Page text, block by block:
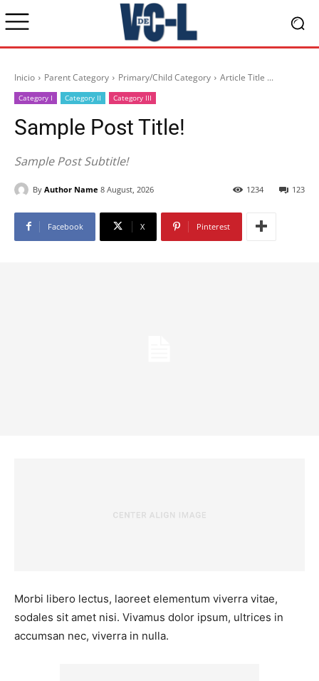
Inicio Parent Category Primary/Child Category Article Title ...
Category I Category II Category III
Sample Post Title!
Sample Post Subtitle!
By Author Name 8 August, 2026 123
1234
Facebook X Pinterest
Morbi libero lectus, laoreet elementum viverra vitae,
sodales sit amet nisi. Vivamus dolor ipsum, ultrices in
accumsan nec, viverra in nulla.